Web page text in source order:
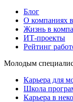
Блог
О компаниях
Жизнь в
ИТ-проекты
Рейтинг
Молодым
Карьера для
Школа
Карьера в